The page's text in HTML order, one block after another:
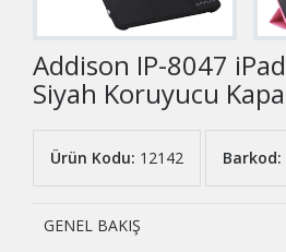
Addison IP-8047
Siyah Koruyucu
Ürün Kodu: 12142 Barkod:
GENEL BAKIŞ